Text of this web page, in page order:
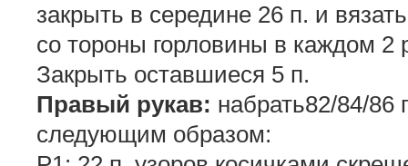
закрыть в середине 26 п. и
со тороны горловины в каждом 2
Закрыть оставшиеся 5 п.
Правый рукав: набрать82/84/
следующим образом: